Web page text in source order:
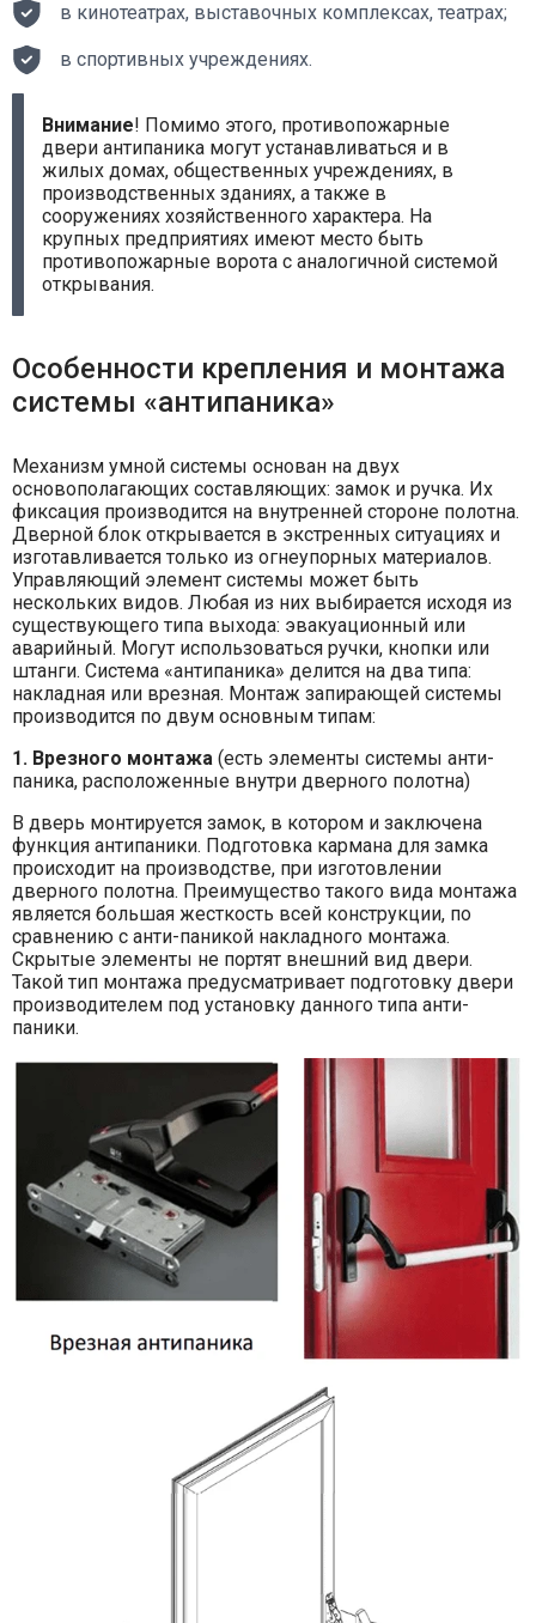
в кинотеатрах, выставочных комплексах, театрах;
в спортивных учреждениях.
Внимание! Помимо этого, противопожарные
двери антипаника могут устанавливаться и в
жилых домах, общественных учреждениях, в
производственных зданиях, а также в
сооружениях хозяйственного характера. На
крупных предприятиях имеют место быть
противопожарные ворота с аналогичной системой
открывания.
Особенности крепления и монтажа
системы «антипаника»
Механизм умной системы основан на двух
основополагающих составляющих: замок и ручка. Их
фиксация производится на внутренней стороне полотна.
Дверной блок открывается в экстренных ситуациях и
изготавливается только из огнеупорных материалов.
Управляющий элемент системы может быть
нескольких видов. Любая из них выбирается исходя из
существующего типа выхода: эвакуационный или
аварийный. Могут использоваться ручки, кнопки или
штанги. Система «антипаника» делится на два типа:
накладная или врезная. Монтаж запирающей системы
производится по двум основным типам:
1. Врезного монтажа (есть элементы системы анти-
паника, расположенные внутри дверного полотна)
В дверь монтируется замок, в котором и заключена
функция антипаники. Подготовка кармана для замка
происходит на производстве, при изготовлении
дверного полотна. Преимущество такого вида монтажа
является большая жесткость всей конструкции, по
сравнению с анти-паникой накладного монтажа.
Скрытые элементы не портят внешний вид двери.
Такой тип монтажа предусматривает подготовку двери
производителем под установку данного типа анти-
паники.